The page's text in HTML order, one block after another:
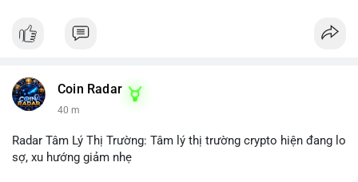
Coin Radar
40 m
Radar Tâm Lý Thị Trường: Tâm lý thị trường crypto hiện đang lo
sợ, xu hướng giảm nhẹ